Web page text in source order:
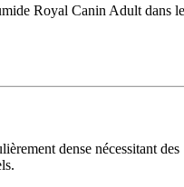
Royal Canin Adult dans le
dense nécessitant des